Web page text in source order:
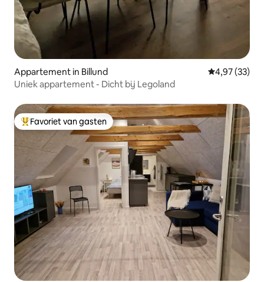
Appartement in Billund Gemiddelde
4,97 (33)
Uniek appartement - Dicht bij Legoland
Topfavoriet van gasten
Favoriet van gasten